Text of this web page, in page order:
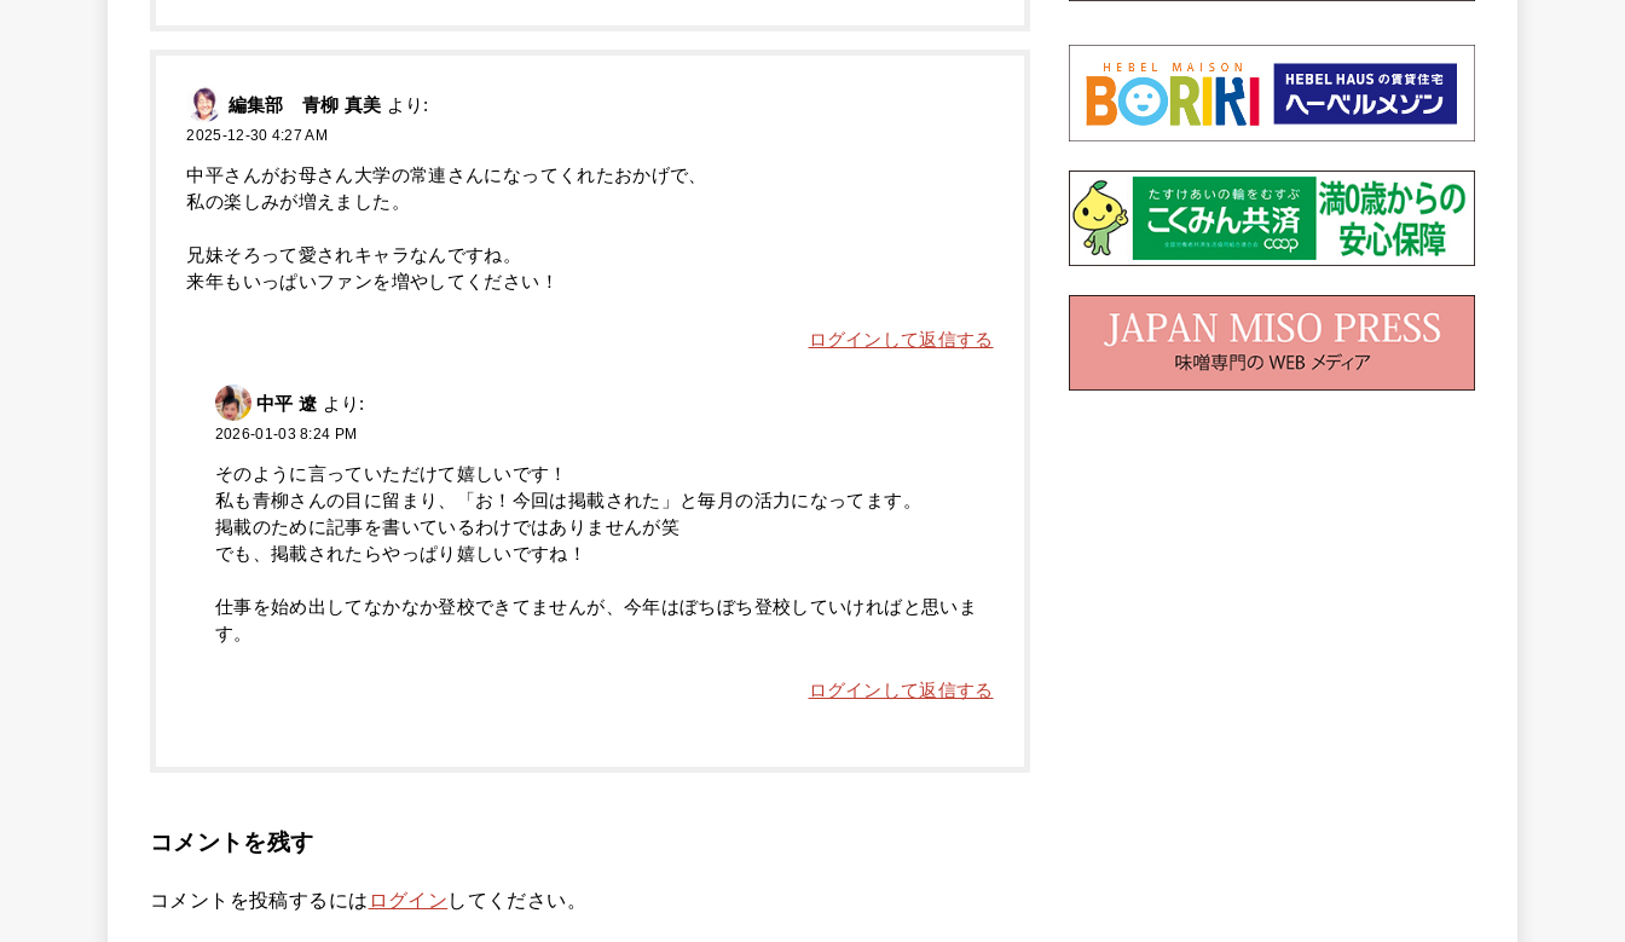
編集部 青柳 真美 より:
2025-12-30 4:27 AM
中平さんがお母さん大学の常連さんになってくれたおかげで、
私の楽しみが増えました。
兄妹そろって愛されキャラなんですね。
来年もいっぱいファンを増やしてください！
ログインして返信する
中平 遼 より:
2026-01-03 8:24 PM
そのように言っていただけて嬉しいです！
私も青柳さんの目に留まり、「お！今回は掲載された」と毎月の活力になってます。
掲載のために記事を書いているわけではありませんが笑
でも、掲載されたらやっぱり嬉しいですね！
仕事を始め出してなかなか登校できてませんが、今年はぼちぼち登校していければと思いま
す。
ログインして返信する
コメントを残す
コメントを投稿するには ログイン してください。